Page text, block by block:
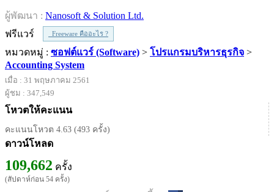
ผู้พัฒนา : Nanosoft & Solution Ltd.
ฟรีแวร์
Freeware คืออะไร ?
หมวดหมู่ : ซอฟต์แวร์ (Software) > โปรแกรมบริหารธุรกิจ >
Accounting System
เมื่อ : 31 พฤษภาคม 2561
ผู้ชม : 347,549
โหวตให้คะแนน
คะแนนโหวต 4.63 (493 ครั้ง)
ดาวน์โหลด
109,662 ครั้ง
(สัปดาห์ก่อน 54 ครั้ง)